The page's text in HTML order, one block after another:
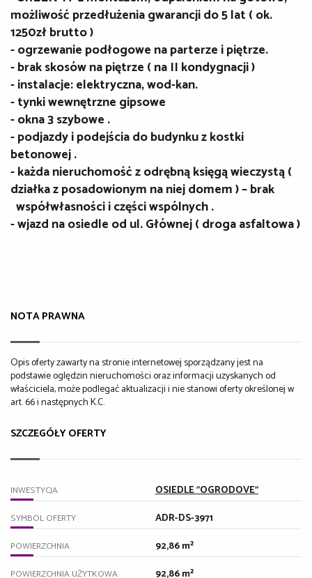
możliwość przedłużenia gwarancji do 5 lat ( ok.
1250zł brutto )
- ogrzewanie podłogowe na parterze i piętrze.
- brak skosów na piętrze ( na II kondygnacji )
- instalacje: elektryczna, wod-kan.
- tynki wewnętrzne gipsowe
- okna 3 szybowe .
- podjazdy i podejścia do budynku z kostki
betonowej .
- każda nieruchomość z odrębną księgą wieczystą (
działka z posadowionym na niej domem ) – brak
współwłasności i części wspólnych .
- wjazd na osiedle od ul. Głównej ( droga asfaltowa )
NOTA PRAWNA
Opis oferty zawarty na stronie internetowej sporządzany jest na
podstawie oględzin nieruchomości oraz informacji uzyskanych od
właściciela, może podlegać aktualizacji i nie stanowi oferty określonej w
art. 66 i następnych K.C.
SZCZEGÓŁY OFERTY
INWESTYCJA OSIEDLE "OGRODOVE"
SYMBOL OFERTY ADR-DS-3971
POWIERZCHNIA 92,86 m²
POWIERZCHNIA UŻYTKOWA 92,86 m²